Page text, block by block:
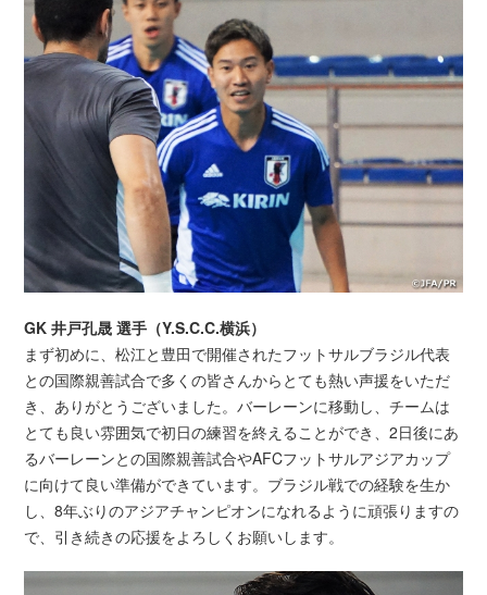
GK 井戸孔晟 選手（Y.S.C.C.横浜）
まず初めに、松江と豊田で開催されたフットサルブラジル代表
との国際親善試合で多くの皆さんからとても熱い声援をいただ
き、ありがとうございました。バーレーンに移動し、チームは
とても良い雰囲気で初日の練習を終えることができ、2日後にあ
るバーレーンとの国際親善試合やAFCフットサルアジアカップ
に向けて良い準備ができています。ブラジル戦での経験を生か
し、8年ぶりのアジアチャンピオンになれるように頑張りますの
で、引き続きの応援をよろしくお願いします。